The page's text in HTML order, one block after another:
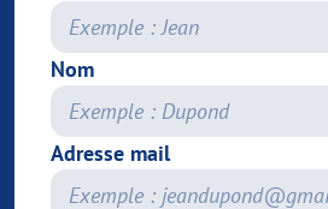
Nom
Adresse mail